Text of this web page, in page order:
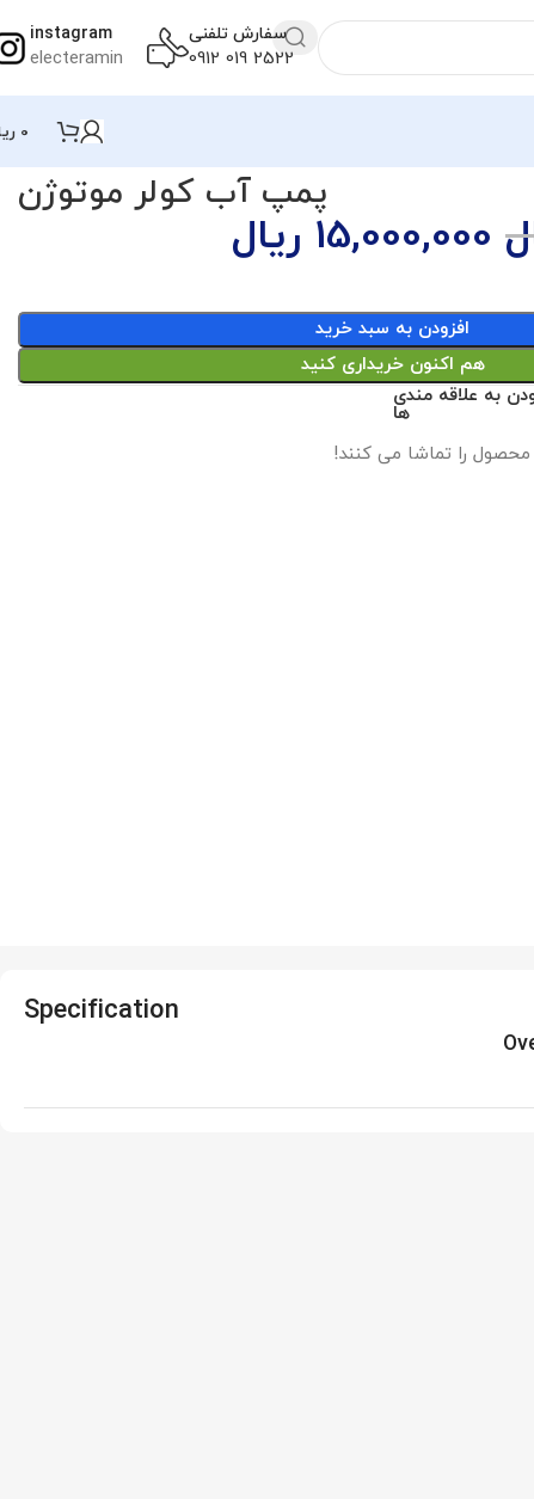
سفارش تلفنی
2522 019 0912
instagram
electeramin
0
پمپ آب کولر موتوژن
15,000,000 ریال
افزودن به سبد خرید
هم اکنون خریداری کنید
به علاقه مندی
ها
محصول را تماشا می کنند!
Specification